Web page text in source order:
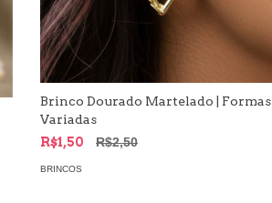
Brinco Dourado Martelado | Formas
Variadas
R$1,50
R$2,50
BRINCOS